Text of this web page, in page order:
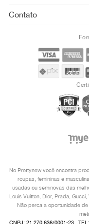
Contato
No Prettynew você encontra
roupas, femininas e
usadas ou seminovas das
Louis Vuitton, Dior, Prada,
Não perca a oportunidade
CNPJ: 21.270.636/0001-23 ,